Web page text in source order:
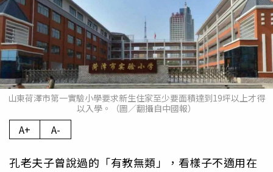
山東荷澤市第一實驗小學要求新生住家至少要面積達到19坪以上才得
以入學。（圖／翻攝自中國報）
A+ A-
孔老夫子曾說過的「有教無類」，看樣子不適用在